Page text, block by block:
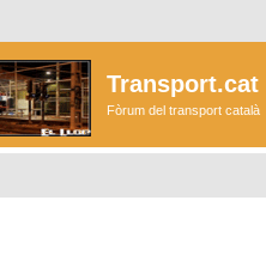
Transport.cat
Fòrum del transport català